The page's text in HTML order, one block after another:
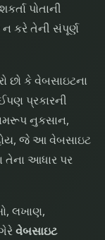
પોતાની
કરે તેની સંપૂર્ણ
છો કે વેબસાઇટના
પ્રકારની
નુકસાન,
જે આ વેબસાઇટ
તેના આધાર પર
લખાણ,
વેબસાઇટ